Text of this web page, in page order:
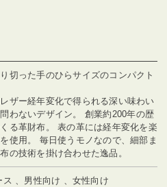
切った手のひらサイズのコンパクト
ザー経年変化で得られる深い味わい
わないデザイン。 創業約200年の歴
る革財布。 表の革には経年変化を楽
使用。 毎日使うモノなので、細部ま
の技術を掛け合わせた逸品。
ス 、男性向け 、女性向け